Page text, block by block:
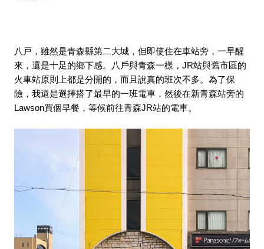
八戸，雖然是青森縣第二大城，但即使住在車站旁，一早醒
來，還是十足的鄉下感。八戶與青森一樣，JR站與舊市區的
火車站原則上都是分開的，而且說真的班次不多。為了保
險，我還是選擇搭了最早的一班電車，然後在新青森站旁的
Lawson買個早餐，等候前往青森JR站的電車。